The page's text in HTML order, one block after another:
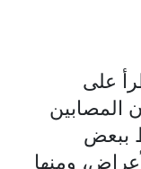
على
المصابين
ببعض
ومنها